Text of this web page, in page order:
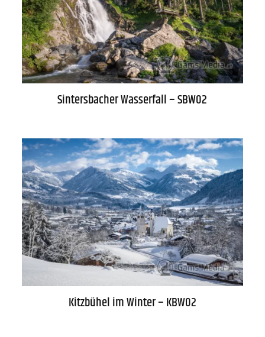
Sintersbacher Wasserfall – SBW02
Kitzbühel im Winter – KBW02